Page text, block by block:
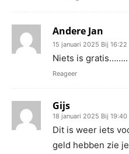
Andere Jan
15 januari 2025 Bij 16:22
Niets is gratis……..
Reageer
Gijs
18 januari 2025 Bij 19:40
Dit is weer iets
geld hebben zie